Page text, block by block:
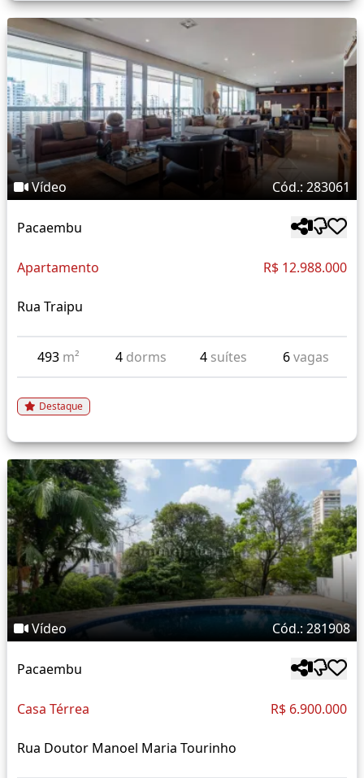
Vídeo Cód.: 283061
Pacaembu
Apartamento R$ 12.988.000
Rua Traipu
493 m² 4 dorms 4 suítes 6vagas
Destaque
Vídeo Cód.: 281908
Pacaembu
Casa Térrea R$ 6.900.000
Rua Doutor Manoel Maria Tourinho